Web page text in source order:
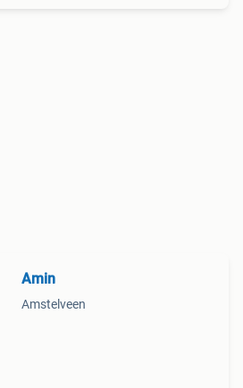
Amin
Amstelveen